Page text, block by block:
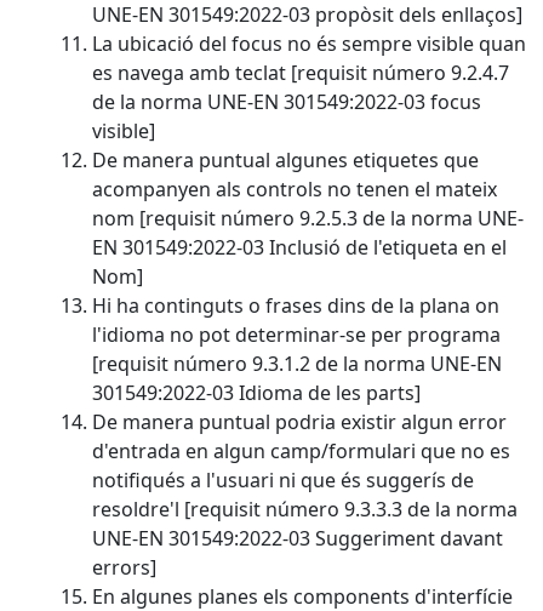
UNE-EN 301549:2022-03 propòsit dels enllaços]
La ubicació del focus no és sempre visible quan
es navega amb teclat [requisit número 9.2.4.7
de la norma UNE-EN 301549:2022-03 focus
visible]
De manera puntual algunes etiquetes que
acompanyen als controls no tenen el mateix
nom [requisit número 9.2.5.3 de la norma UNE-
EN 301549:2022-03 Inclusió de l'etiqueta en el
Nom]
Hi ha continguts o frases dins de la plana on
l'idioma no pot determinar-se per programa
[requisit número 9.3.1.2 de la norma UNE-EN
301549:2022-03 Idioma de les parts]
De manera puntual podria existir algun error
d'entrada en algun camp/formulari que no es
notifiqués a l'usuari ni que és suggerís de
resoldre'l [requisit número 9.3.3.3 de la norma
UNE-EN 301549:2022-03 Suggeriment davant
errors]
En algunes planes els components d'interfície